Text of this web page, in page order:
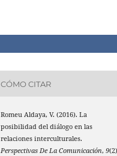
CÓMO CITAR
Romeu Aldaya, V. (2016). La
posibilidad del diálogo en las
relaciones interculturales.
Perspectivas De La Comunicación,9